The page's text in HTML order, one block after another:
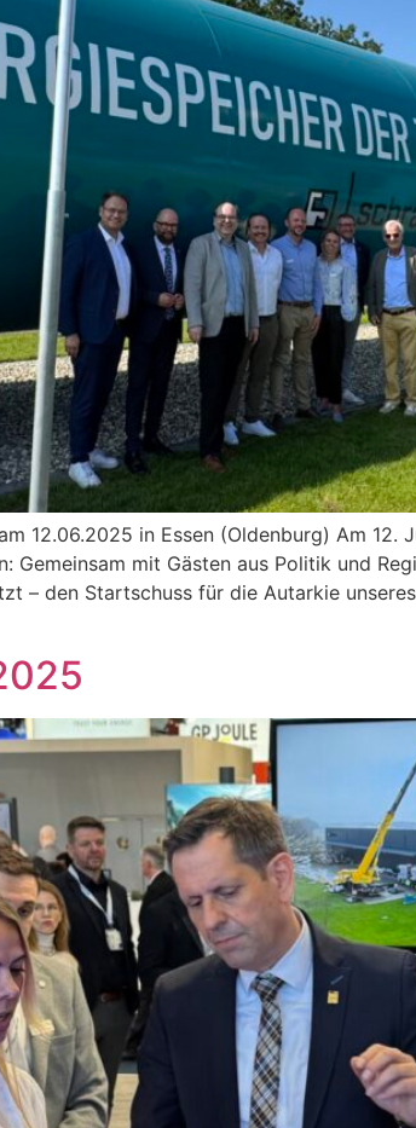
12.06.2025 in Essen (Oldenburg) Am
Gemeinsam mit Gästen aus Politik und
– den Startschuss für die Autarkie